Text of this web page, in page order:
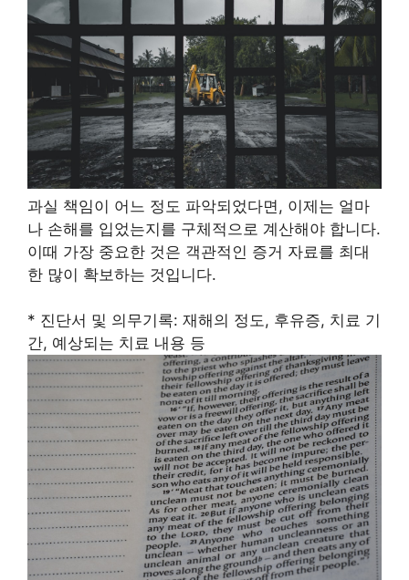
과실 책임이 어느 정도 파악되었다면, 이제는 얼마
나 손해를 입었는지를 구체적으로 계산해야 합니다.
이때 가장 중요한 것은 객관적인 증거 자료를 최대
한 많이 확보하는 것입니다.
* 진단서 및 의무기록: 재해의 정도, 후유증, 치료 기
간, 예상되는 치료 내용 등